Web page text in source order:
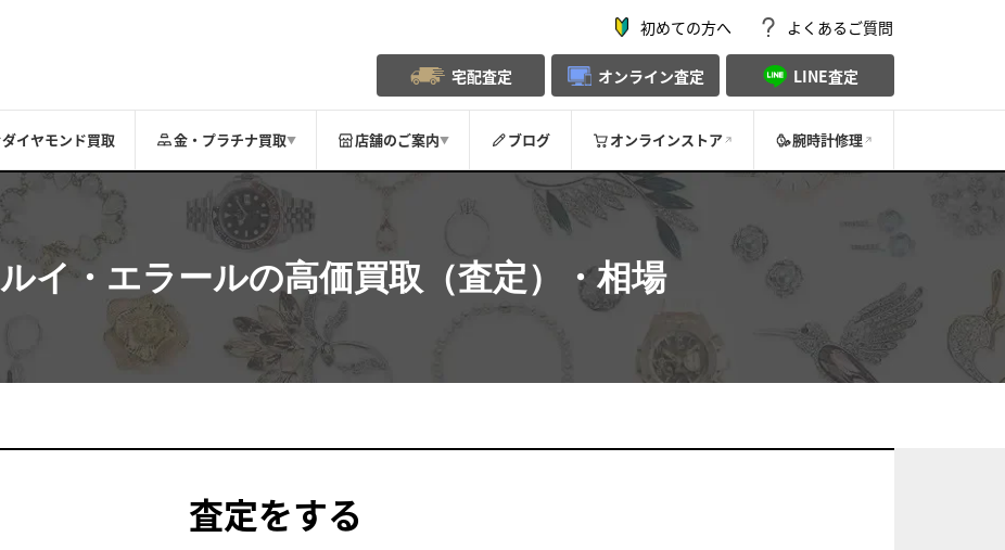
初めての方へ よくあるご質問
宅配査定 オンライン査定 LINE査定
ダイヤモンド買取 金・プラチナ買取▼ 店舗のご案内▼ ブログ オンラインストア 腕時計修理
ルイ・エラールの高価買取（査定）・相場
査定をする